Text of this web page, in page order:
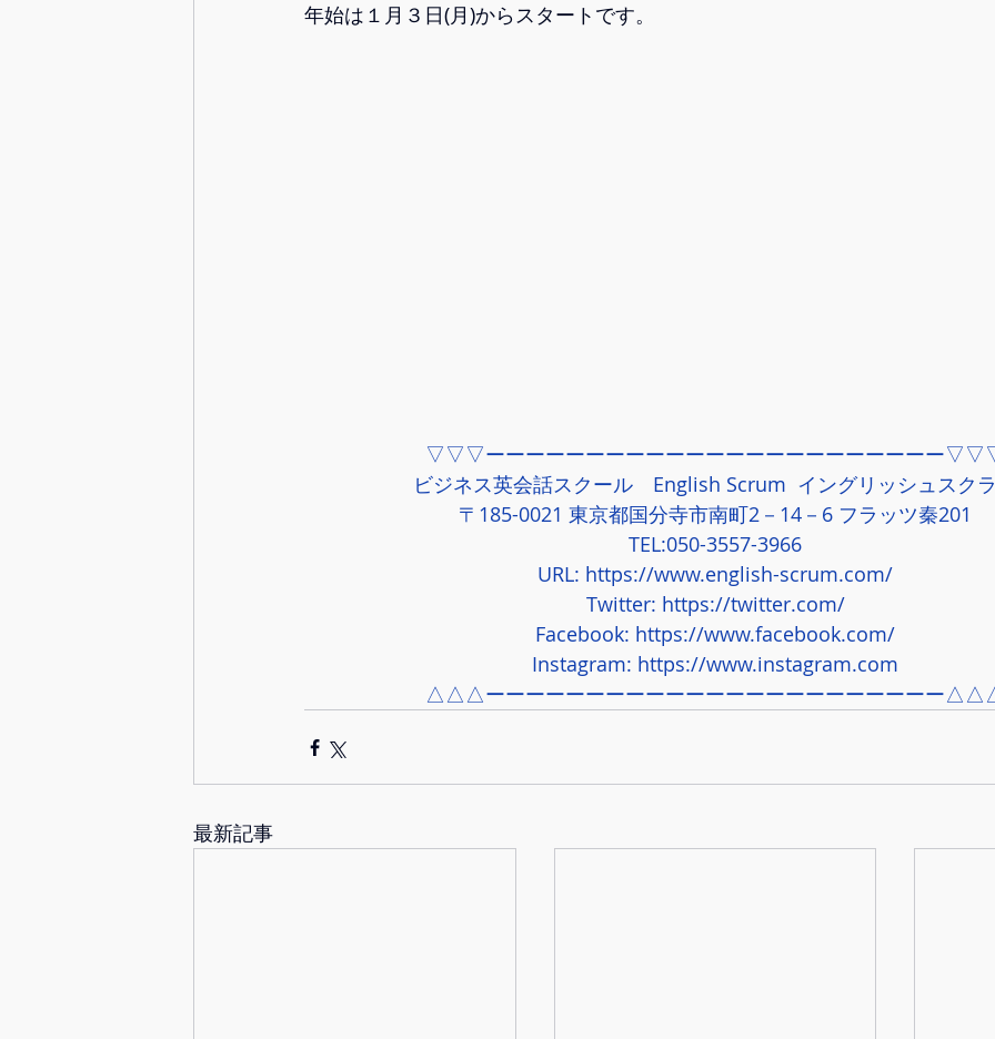
年始は１月３日(月)からスタートです。
▽▽▽ーーーーーーーーーーーーーーーーーーーーーーー
ビジネス英会話スクール　English Scrum  イングリッシュスク
〒185-0021 東京都国分寺市南町2－14－6 フラッツ秦201
TEL:050-3557-3966
URL: https://www.english-scrum.com/
Twitter: https://twitter.com/
Facebook: https://www.facebook.com/
Instagram: https://www.instagram.com
△△△ーーーーーーーーーーーーーーーーーーーーーーー
最新記事